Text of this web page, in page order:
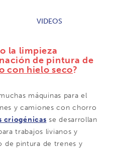
VIDEOS
la limpieza
de pintura de
con hielo seco?
máquinas para el
y camiones con chorro
criogénicas se desarrollan
trabajos livianos y
de pintura de trenes y